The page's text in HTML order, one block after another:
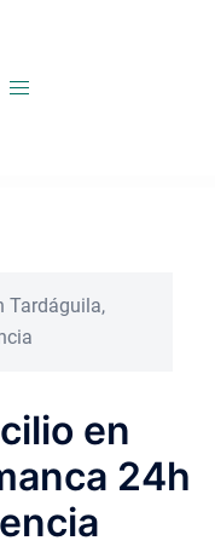
Tardáguila,
en
24h